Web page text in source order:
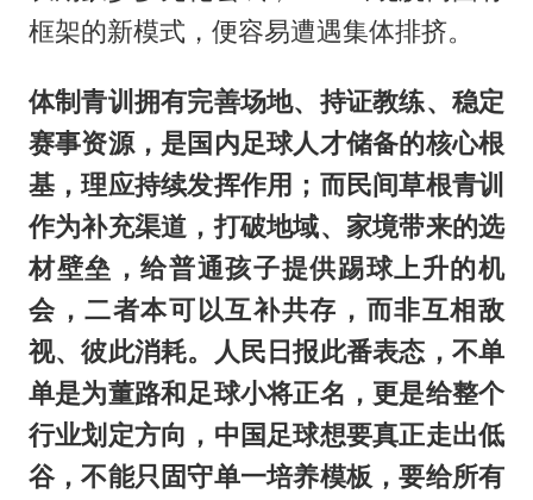
框架的新模式，便容易遭遇集体排挤。
体制青训拥有完善场地、持证教练、稳定
赛事资源，是国内足球人才储备的核心根
基，理应持续发挥作用；而民间草根青训
作为补充渠道，打破地域、家境带来的选
材壁垒，给普通孩子提供踢球上升的机
会，二者本可以互补共存，而非互相敌
视、彼此消耗。人民日报此番表态，不单
单是为董路和足球小将正名，更是给整个
行业划定方向，中国足球想要真正走出低
谷，不能只固守单一培养模板，要给所有